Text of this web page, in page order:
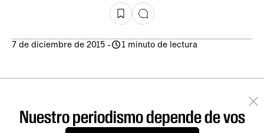
7 de diciembre de 2015 - 1 minuto de lectura
Nuestro periodismo depende de vos